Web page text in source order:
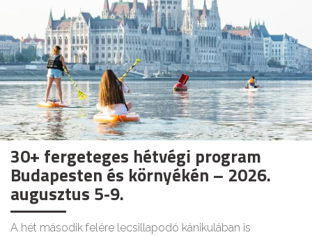
30+ fergeteges hétvégi program
Budapesten és környékén – 2026.
augusztus 5-9.
A hét második felére lecsillapodó kánikulában is